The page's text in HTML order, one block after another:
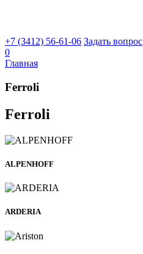
+7 (3412) 56-61-06 Задать вопрос
0
Главная
Ferroli
Ferroli
ALPENHOFF
ARDERIA